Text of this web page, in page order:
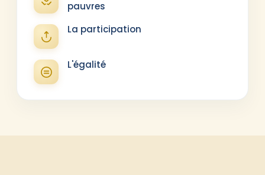
pauvres
La participation
L'égalité